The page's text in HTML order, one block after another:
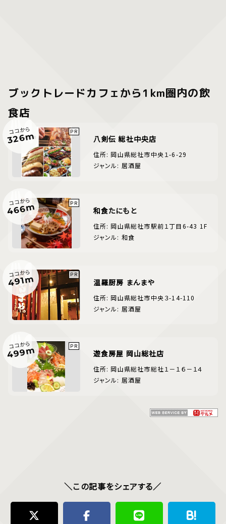
ブックトレードカフェから1km圏内の飲
食店
ココから
326m 八剣伝 総社中央店
住所: 岡山県総社市中央１-6-29
ジャンル: 居酒屋
ココから
466m 和食たにもと
住所: 岡山県総社市駅前１丁目6-43 1F
ジャンル: 和食
ココから
491m 温羅厨房 まんまや
住所: 岡山県総社市中央３-14-110
ジャンル: 居酒屋
ココから
499m 遊食房屋 岡山総社店
住所: 岡山県総社市総社１－１６－１４
ジャンル: 居酒屋
＼この記事をシェアする／